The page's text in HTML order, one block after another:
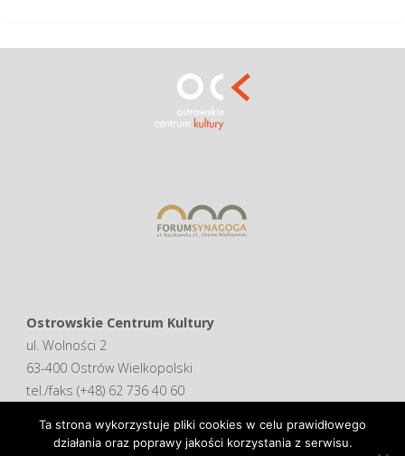
Ostrowskie Centrum Kultury
ul. Wolności 2
63-400 Ostrów Wielkopolski
tel./faks (+48) 62 736 40 60
Deklaracja dostępności
Ta strona wykorzystuje pliki cookies w celu prawidłowego
działania oraz poprawy jakości korzystania z serwisu.